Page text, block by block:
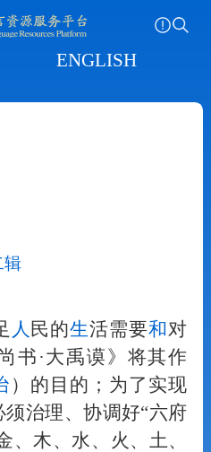
ENGLISH
辑
人 民的生活需要和 对
书·大禹谟》将其作
）的目的；为了实现
治理、协调好“六府
、木、水、火、土、